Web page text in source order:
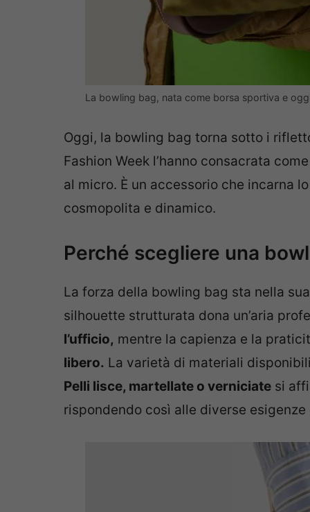
La bowling bag, nata come borsa sportiva e
Oggi, la bowling bag torna sotto i
Fashion Week l’hanno consacrata come
al micro. È un accessorio che incarna
cosmopolita e dinamico.
Perché scegliere una
La forza della bowling bag sta nella sua
silhouette strutturata dona un’aria
l’ufficio, mentre la capienza e la
libero. La varietà di materiali
Pelli lisce, martellate o verniciate si
rispondendo così alle diverse